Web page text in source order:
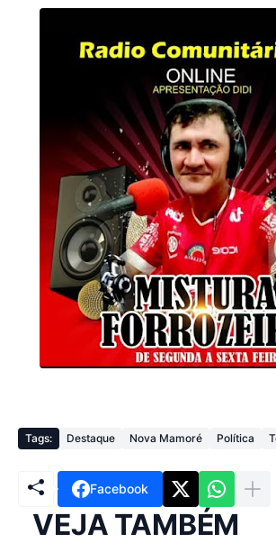
Tags: Destaque Nova Mamoré Política
Facebook
VEJA TAMBÉM